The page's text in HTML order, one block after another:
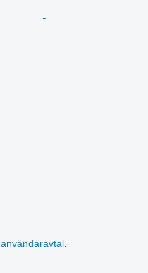
användaravtal.